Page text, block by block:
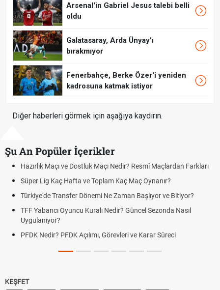
Arsenal'in Gabriel Jesus talebi belli
oldu
Galatasaray, Arda Ünyay'ı
bırakmıyor
Fenerbahçe, Berke Özer'i yeniden
kadrosuna katmak istiyor
Diğer haberleri görmek için aşağıya kaydırın.
Şu An Popüler İçerikler
Hazırlık Maçı ve Dostluk Maçı Nedir? Resmî Maçlardan Farkları
Süper Lig Kaç Hafta ve Toplam Kaç Maç Oynanır?
Türkiye'de Transfer Dönemi Ne Zaman Başlıyor ve Bitiyor?
TFF Yabancı Oyuncu Kuralı Nedir? Güncel Sezonda Nasıl
Uygulanıyor?
PFDK Nedir? PFDK Açılımı, Görevleri ve Karar Süreci
KEŞFET